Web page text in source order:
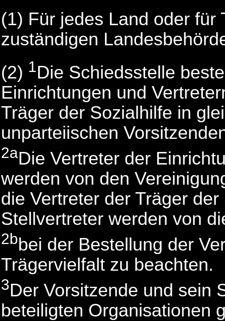
(1) Für jedes Land oder für
zuständigen
(2) 1Die Schiedsstelle
Einrichtungen und
Träger der Sozialhilfe in
unparteiischen
2aDie Vertreter der
werden von den
die Vertreter der Träger
Stellvertreter werden von
2bbei der Bestellung der
Trägervielfalt zu beachten.
3Der Vorsitzende und sein
beteiligten Organisationen